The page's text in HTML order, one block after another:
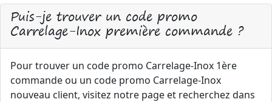
Puis-je trouver un code promo
Carrelage-Inox première commande ?
Pour trouver un code promo Carrelage-Inox 1ère
commande ou un code promo Carrelage-Inox
nouveau client, visitez notre page et recherchez dans